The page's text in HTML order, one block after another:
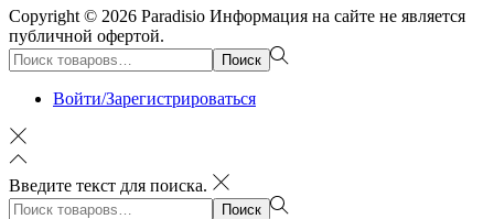
Copyright © 2026 Paradisio Информация на сайте не является
публичной офертой.
Поиск:>
Поиск
Войти/Зарегистрироваться
Введите текст для поиска.
Поиск:>
Поиск